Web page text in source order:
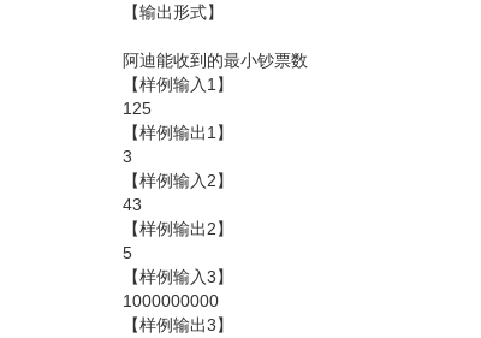
【输出形式】
阿迪能收到的最小钞票数
【样例输入1】
125
【样例输出1】
3
【样例输入2】
43
【样例输出2】
5
【样例输入3】
1000000000
【样例输出3】